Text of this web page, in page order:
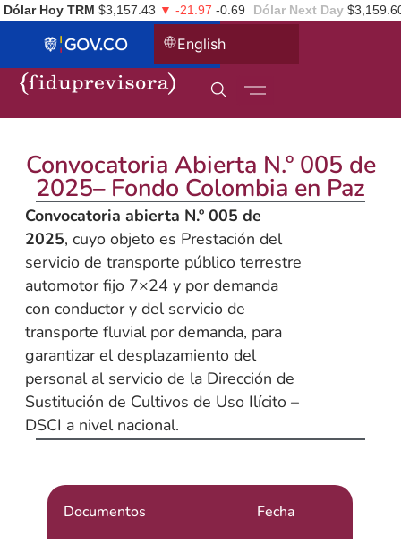
Dólar Hoy TRM $3,157.43 ▼ -21.97 -0.69 Dólar Next Day
English
Convocatoria Abierta N.º 005 de
2025– Fondo Colombia en Paz
Convocatoria abierta N.º 005 de
2025, cuyo objeto es Prestación del
servicio de transporte público terrestre
automotor fijo 7×24 y por demanda
con conductor y del servicio de
transporte fluvial por demanda, para
garantizar el desplazamiento del
personal al servicio de la Dirección de
Sustitución de Cultivos de Uso Ilícito –
DSCI a nivel nacional.
Documentos Fecha